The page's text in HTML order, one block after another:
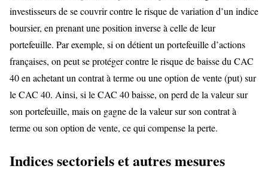
investisseurs de se couvrir contre le risque de variation d’un indice
boursier, en prenant une position inverse à celle de leur
portefeuille. Par exemple, si on détient un portefeuille d’actions
françaises, on peut se protéger contre le risque de baisse du CAC
40 en achetant un contrat à terme ou une option de vente (put) sur
le CAC 40. Ainsi, si le CAC 40 baisse, on perd de la valeur sur
son portefeuille, mais on gagne de la valeur sur son contrat à
terme ou son option de vente, ce qui compense la perte.
Indices sectoriels et autres mesures